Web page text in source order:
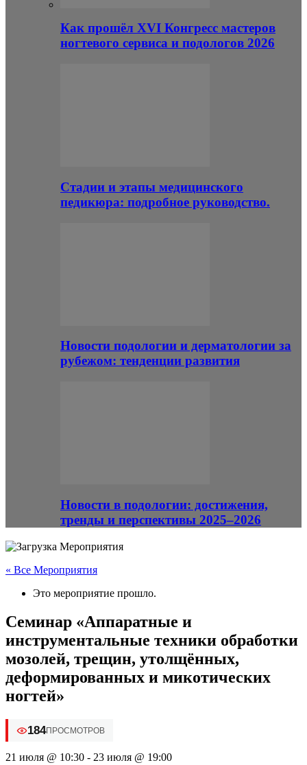
Как прошёл XVI Конгресс мастеров
ногтевого сервиса и подологов 2026
Стадии и этапы медицинского
педикюра: подробное руководство.
Новости подологии и дерматологии за
рубежом: тенденции развития
Новости в подологии: достижения,
тренды и перспективы 2025–2026
« Все Мероприятия
Это мероприятие прошло.
Семинар «Аппаратные и
инструментальные техники обработки
мозолей, трещин, утолщённых,
деформированных и микотических
ногтей»
184ПРОСМОТРОВ
21 июля @ 10:30 - 23 июля @ 19:00